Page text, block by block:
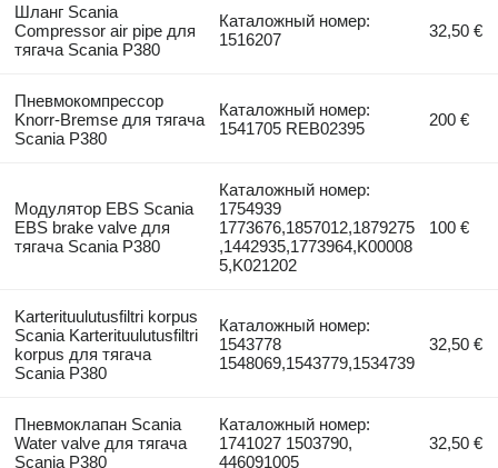
Шланг Scania
Compressor air pipe для
тягача Scania P380
Каталожный номер:
1516207
32,50 €
Пневмокомпрессор
Knorr-Bremse для тягача
Scania P380
Каталожный номер:
1541705 REB02395
200 €
Модулятор EBS Scania
EBS brake valve для
тягача Scania P380
Каталожный номер:
1754939
1773676,1857012,1879275
,1442935,1773964,K00008
5,K021202
100 €
Karterituulutusfiltri korpus
Scania Karterituulutusfiltri
korpus для тягача
Scania P380
Каталожный номер:
1543778
1548069,1543779,1534739
32,50 €
Пневмоклапан Scania
Water valve для тягача
Scania P380
Каталожный номер:
1741027 1503790,
446091005
32,50 €